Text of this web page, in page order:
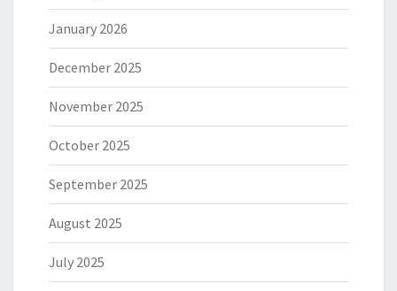
January 2026
December 2025
November 2025
October 2025
September 2025
August 2025
July 2025